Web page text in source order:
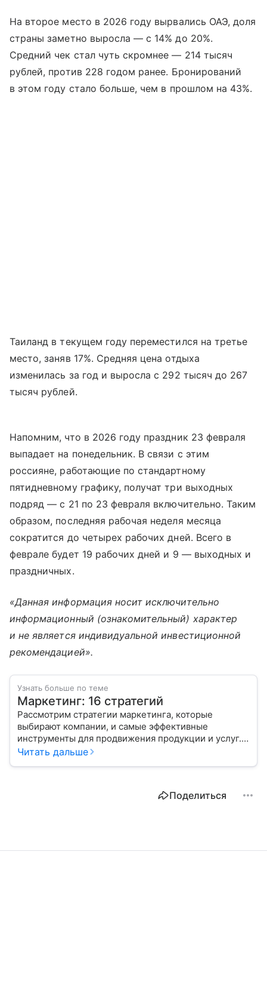
На второе место в 2026 году вырвались ОАЭ, доля
страны заметно выросла — с 14% до 20%.
Средний чек стал чуть скромнее — 214 тысяч
рублей, против 228 годом ранее. Бронирований
в этом году стало больше, чем в прошлом на 43%.
Таиланд в текущем году переместился на третье
место, заняв 17%. Средняя цена отдыха
изменилась за год и выросла с 292 тысяч до 267
тысяч рублей.
Напомним, что в 2026 году праздник 23 февраля
выпадает на понедельник. В связи с этим
россияне, работающие по стандартному
пятидневному графику, получат три выходных
подряд — с 21 по 23 февраля включительно. Таким
образом, последняя рабочая неделя месяца
сократится до четырех рабочих дней. Всего в
феврале будет 19 рабочих дней и 9 — выходных и
праздничных.
«Данная информация носит исключительно
информационный (ознакомительный) характер
и не является индивидуальной инвестиционной
рекомендацией».
Узнать больше по теме
Маркетинг: 16 стратегий
Рассмотрим стратегии маркетинга, которые
выбирают компании, и самые эффективные
инструменты для продвижения продукции и услуг.
Читать дальше
Поделиться